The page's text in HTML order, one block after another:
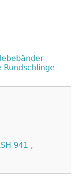
941 ,